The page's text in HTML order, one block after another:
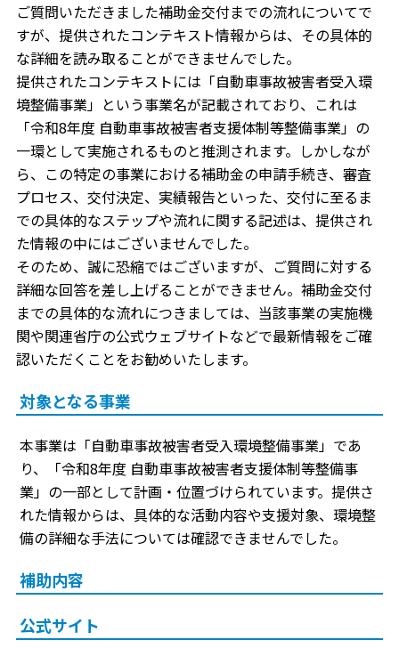
ご質問いただきました補助金交付までの流れについてで
すが、提供されたコンテキスト情報からは、その具体的
な詳細を読み取ることができませんでした。
提供されたコンテキストには「自動車事故被害者受入環
境整備事業」という事業名が記載されており、これは
「令和8年度 自動車事故被害者支援体制等整備事業」の
一環として実施されるものと推測されます。しかしなが
ら、この特定の事業における補助金の申請手続き、審査
プロセス、交付決定、実績報告といった、交付に至るま
での具体的なステップや流れに関する記述は、提供され
た情報の中にはございませんでした。
そのため、誠に恐縮ではございますが、ご質問に対する
詳細な回答を差し上げることができません。補助金交付
までの具体的な流れにつきましては、当該事業の実施機
関や関連省庁の公式ウェブサイトなどで最新情報をご確
認いただくことをお勧めいたします。
対象となる事業
本事業は「自動車事故被害者受入環境整備事業」であ
り、「令和8年度 自動車事故被害者支援体制等整備事
業」の一部として計画・位置づけられています。提供さ
れた情報からは、具体的な活動内容や支援対象、環境整
備の詳細な手法については確認できませんでした。
補助内容
公式サイト